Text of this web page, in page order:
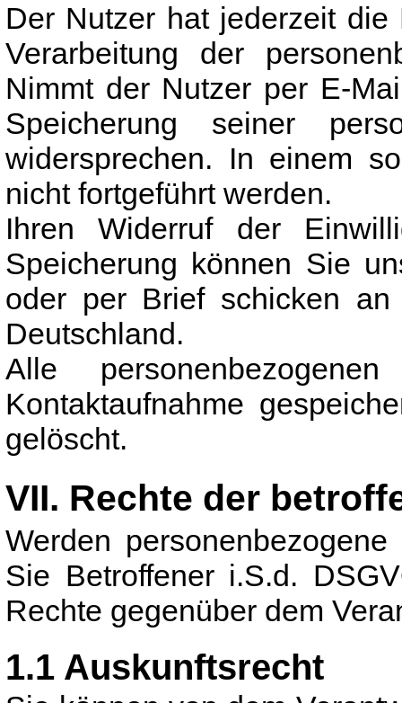
Der Nutzer hat jederzeit
Verarbeitung der
Nimmt der Nutzer per E-
Speicherung seiner
widersprechen. In einem
nicht fortgeführt werden.
Ihren Widerruf der
Speicherung können Sie
oder per Brief schicken
Deutschland.
Alle
Kontaktaufnahme
gelöscht.
VII. Rechte der
Werden
Sie Betroffener i.S.d.
Rechte gegenüber dem
1.1 Auskunftsrecht